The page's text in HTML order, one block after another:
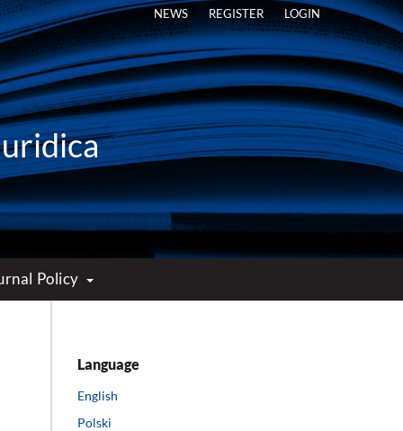
Policy
NEWS REGISTER LOGIN
Language
English
Polski